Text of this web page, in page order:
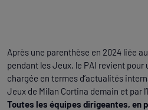
Après une parenthèse en 2024 liée
pendant les Jeux, le PAI revient pour
chargée en termes d’actualités
Jeux de Milan Cortina demain et par
Toutes les équipes dirigeantes, en